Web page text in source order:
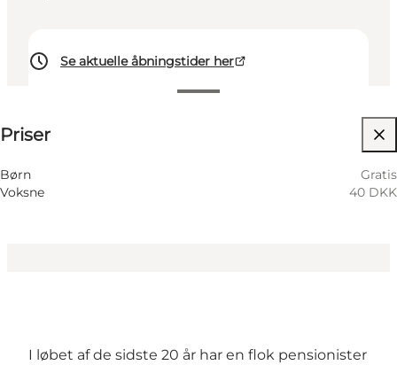
Se aktuelle åbningstider her
Priser
Børn
Gratis
Voksne
40 DKK
I løbet af de sidste 20 år har en flok pensionister